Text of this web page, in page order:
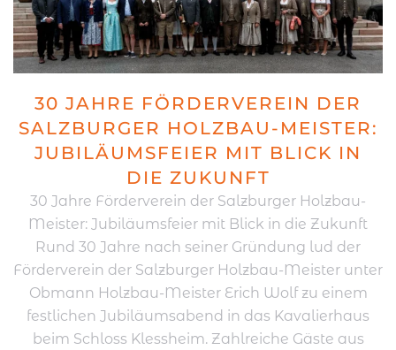
30 JAHRE FÖRDERVEREIN DER
SALZBURGER HOLZBAU-MEISTER:
JUBILÄUMSFEIER MIT BLICK IN
DIE ZUKUNFT
30 Jahre Förderverein der Salzburger Holzbau-
Meister: Jubiläumsfeier mit Blick in die Zukunft
Rund 30 Jahre nach seiner Gründung lud der
Förderverein der Salzburger Holzbau-Meister unter
Obmann Holzbau-Meister Erich Wolf zu einem
festlichen Jubiläumsabend in das Kavalierhaus
beim Schloss Klessheim. Zahlreiche Gäste aus